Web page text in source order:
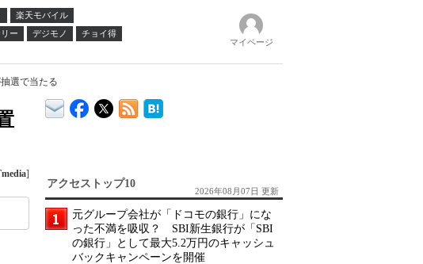
楽天モバイル
ー デジモノ
チョイ得
マイページ
選で当たる
]
アクセストップ10
2026年08月07日 更新
元グループ会社が「ドコモの銀行」にな
った不満を吸収？ SBI新生銀行が「SBI
の銀行」として最大5.2万円のキャッシュ
バックキャンペーンを開催